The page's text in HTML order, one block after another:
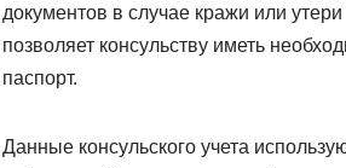
документов в случае кражи или
позволяет консульству иметь
паспорт.
Данные консульского учета